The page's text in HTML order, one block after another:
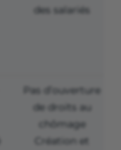
des salariés
Pas d’ouverture
de droits au
chômage
Création et